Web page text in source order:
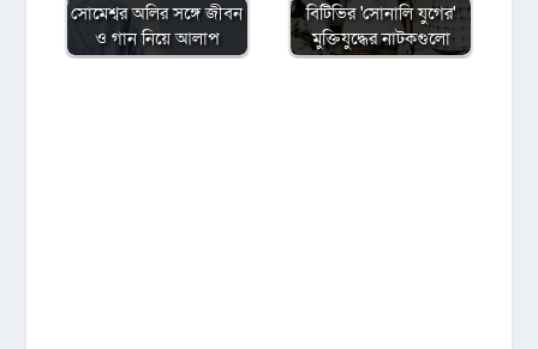
সোমেশ্বর অলির সঙ্গে জীবন
ও গান নিয়ে আলাপ
বিটিভির ‌'সোনালি যুগের'
মুক্তিযুদ্ধের নাটকগুলো